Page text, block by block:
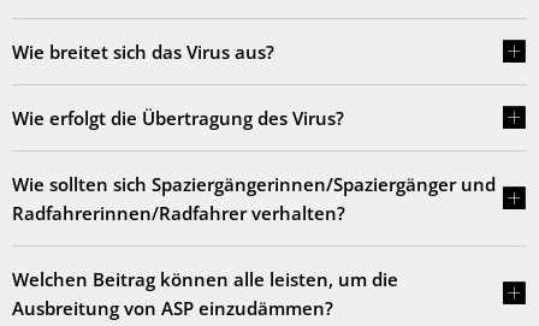
Wie breitet sich das Virus aus?
Wie erfolgt die Übertragung des Virus?
Wie sollten sich Spaziergängerinnen/Spaziergänger und
Radfahrerinnen/Radfahrer verhalten?
Welchen Beitrag können alle leisten, um die
Ausbreitung von ASP einzudämmen?